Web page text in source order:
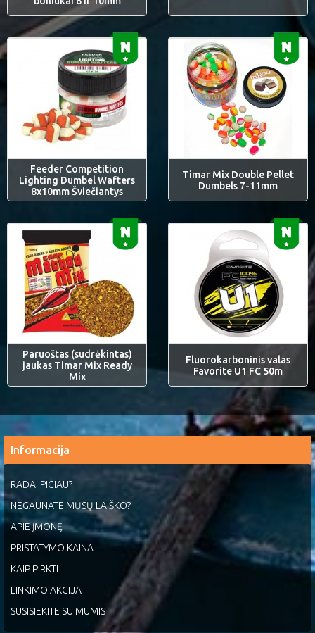
Feeder Competition
Lighting Dumbel Wafters
8x10mm Šviečiantys
Timar Mix Double Pellet
Dumbels 7-11mm
Paruoštas (sudrėkintas)
jaukas Timar Mix Ready
Mix
Fluorokarboninis valas
Favorite U1 FC 50m
Informacija
RADAI PIGIAU?
NEGAUNATE MŪSŲ LAIŠKO?
APIE ĮMONĘ
PRISTATYMO KAINA
KAIP PIRKTI
LINKIMO AKCIJA
SUSISIEKITE SU MUMIS